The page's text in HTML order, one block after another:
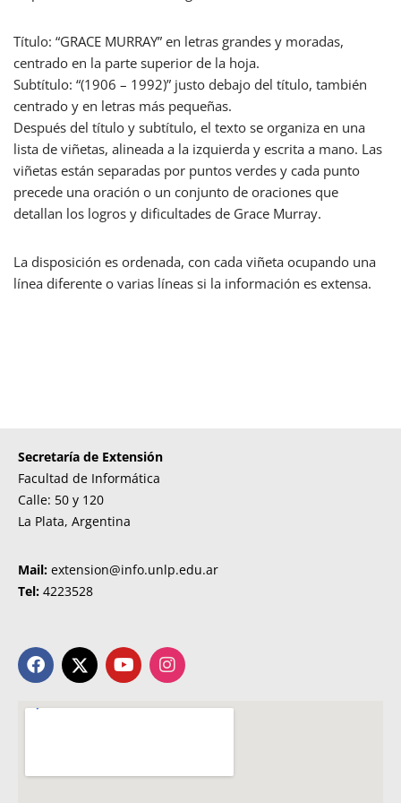
Título: “GRACE MURRAY” en letras grandes y moradas,
centrado en la parte superior de la hoja.
Subtítulo: “(1906 – 1992)” justo debajo del título, también
centrado y en letras más pequeñas.
Después del título y subtítulo, el texto se organiza en una
lista de viñetas, alineada a la izquierda y escrita a mano. Las
viñetas están separadas por puntos verdes y cada punto
precede una oración o un conjunto de oraciones que
detallan los logros y dificultades de Grace Murray.
La disposición es ordenada, con cada viñeta ocupando una
línea diferente o varias líneas si la información es extensa.
Secretaría de Extensión
Facultad de Informática
Calle: 50 y 120
La Plata, Argentina
Mail: extension@info.unlp.edu.ar
Tel: 4223528